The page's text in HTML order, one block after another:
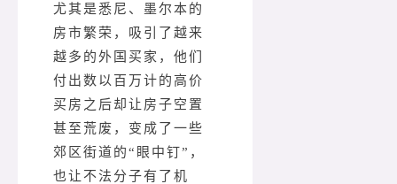
尤其是悉尼、墨尔本的
房市繁荣，吸引了越来
越多的外国买家，他们
付出数以百万计的高价
买房之后却让房子空置
甚至荒废，变成了一些
郊区街道的“眼中钉”，
也让不法分子有了机